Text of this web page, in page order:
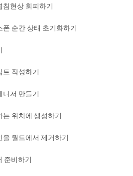
침현상 회피하기
폰 순간 상태 초기화하기
트 작성하기
니저 만들기
는 위치에 생성하기
을 월드에서 제거하기
준비하기